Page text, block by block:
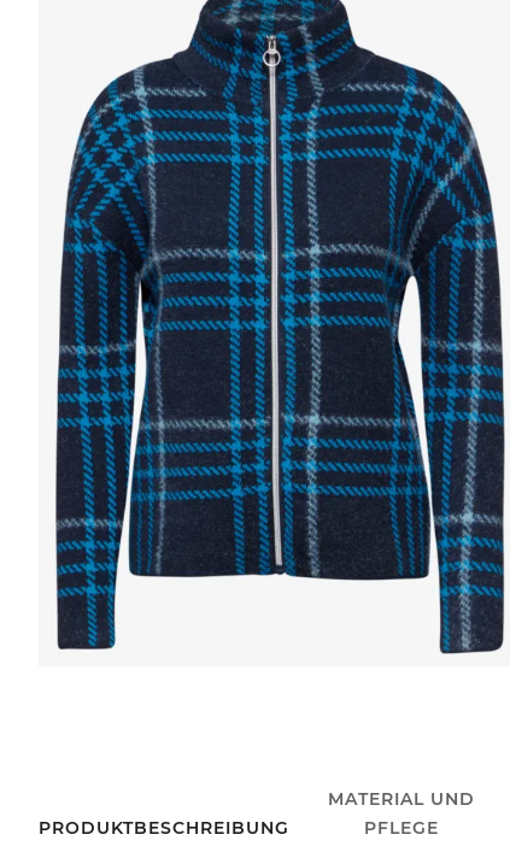
PRODUKTBESCHREIBUNG
MATERIAL UND
PFLEGE